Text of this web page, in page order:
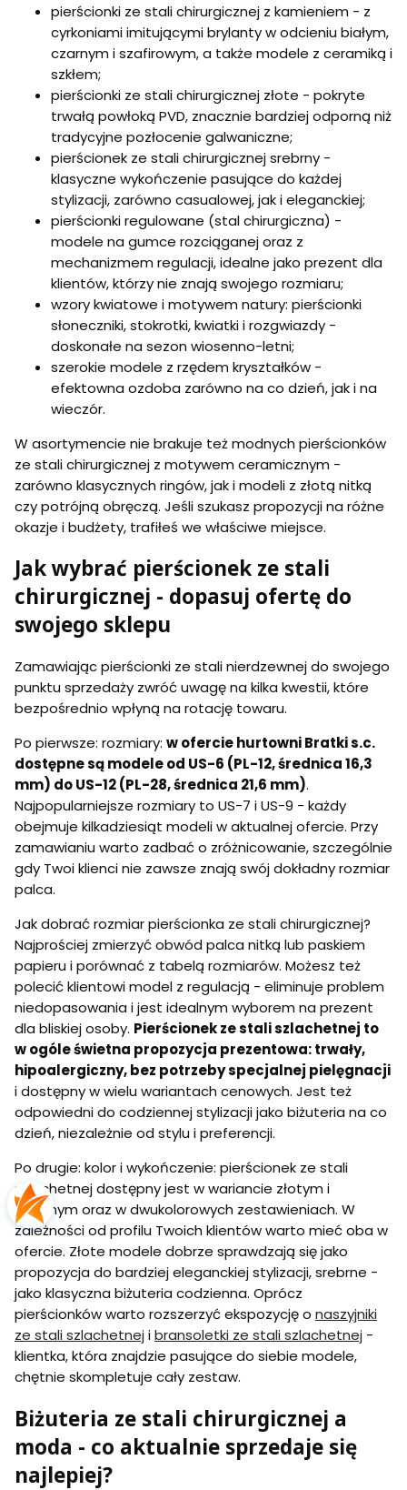
pierścionki ze stali chirurgicznej z kamieniem - z
cyrkoniami imitującymi brylanty w odcieniu białym,
czarnym i szafirowym, a także modele z ceramiką i
szkłem;
pierścionki ze stali chirurgicznej złote - pokryte
trwałą powłoką PVD, znacznie bardziej odporną niż
tradycyjne pozłocenie galwaniczne;
pierścionek ze stali chirurgicznej srebrny -
klasyczne wykończenie pasujące do każdej
stylizacji, zarówno casualowej, jak i eleganckiej;
pierścionki regulowane (stal chirurgiczna) -
modele na gumce rozciąganej oraz z
mechanizmem regulacji, idealne jako prezent dla
klientów, którzy nie znają swojego rozmiaru;
wzory kwiatowe i motywem natury: pierścionki
słoneczniki, stokrotki, kwiatki i rozgwiazdy -
doskonałe na sezon wiosenno-letni;
szerokie modele z rzędem kryształków -
efektowna ozdoba zarówno na co dzień, jak i na
wieczór.
W asortymencie nie brakuje też modnych pierścionków
ze stali chirurgicznej z motywem ceramicznym -
zarówno klasycznych ringów, jak i modeli z złotą nitką
czy potrójną obręczą. Jeśli szukasz propozycji na różne
okazje i budżety, trafiłeś we właściwe miejsce.
Jak wybrać pierścionek ze stali
chirurgicznej - dopasuj ofertę do
swojego sklepu
Zamawiając pierścionki ze stali nierdzewnej do swojego
punktu sprzedaży zwróć uwagę na kilka kwestii, które
bezpośrednio wpłyną na rotację towaru.
Po pierwsze: rozmiary: w ofercie hurtowni Bratki s.c.
dostępne są modele od US-6 (PL-12, średnica 16,3
mm) do US-12 (PL-28, średnica 21,6 mm).
Najpopularniejsze rozmiary to US-7 i US-9 - każdy
obejmuje kilkadziesiąt modeli w aktualnej ofercie. Przy
zamawianiu warto zadbać o zróżnicowanie, szczególnie
gdy Twoi klienci nie zawsze znają swój dokładny rozmiar
palca.
Jak dobrać rozmiar pierścionka ze stali chirurgicznej?
Najprościej zmierzyć obwód palca nitką lub paskiem
papieru i porównać z tabelą rozmiarów. Możesz też
polecić klientowi model z regulacją - eliminuje problem
niedopasowania i jest idealnym wyborem na prezent
dla bliskiej osoby. Pierścionek ze stali szlachetnej to
w ogóle świetna propozycja prezentowa: trwały,
hipoalergiczny, bez potrzeby specjalnej pielęgnacji
i dostępny w wielu wariantach cenowych. Jest też
odpowiedni do codziennej stylizacji jako biżuteria na co
dzień, niezależnie od stylu i preferencji.
Po drugie: kolor i wykończenie: pierścionek ze stali
szlachetnej dostępny jest w wariancie złotym i
srebrnym oraz w dwukolorowych zestawieniach. W
zależności od profilu Twoich klientów warto mieć oba w
ofercie. Złote modele dobrze sprawdzają się jako
propozycja do bardziej eleganckiej stylizacji, srebrne -
jako klasyczna biżuteria codzienna. Oprócz
pierścionków warto rozszerzyć ekspozycję o naszyjniki
ze stali szlachetnejibransoletki ze stali szlachetnej -
klientka, która znajdzie pasujące do siebie modele,
chętnie skompletuje cały zestaw.
Biżuteria ze stali chirurgicznej a
moda - co aktualnie sprzedaje się
najlepiej?